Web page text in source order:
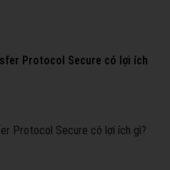
Protocol Secure có lợi ích
Protocol Secure có lợi ích gì?